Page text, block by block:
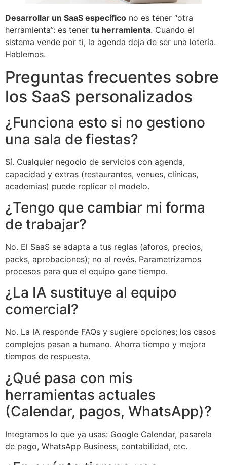
Desarrollar un SaaS específico no es tener “otra
herramienta”: es tener tu herramienta. Cuando el
sistema vende por ti, la agenda deja de ser una lotería.
Hablemos.
Preguntas frecuentes sobre
los SaaS personalizados
¿Funciona esto si no gestiono
una sala de fiestas?
Sí. Cualquier negocio de servicios con agenda,
capacidad y extras (restaurantes, venues, clínicas,
academias) puede replicar el modelo.
¿Tengo que cambiar mi forma
de trabajar?
No. El SaaS se adapta a tus reglas (aforos, precios,
packs, aprobaciones); no al revés. Parametrizamos
procesos para que el equipo gane tiempo.
¿La IA sustituye al equipo
comercial?
No. La IA responde FAQs y sugiere opciones; los casos
complejos pasan a humano. Ahorra tiempo y mejora
tiempos de respuesta.
¿Qué pasa con mis
herramientas actuales
(Calendar, pagos, WhatsApp)?
Integramos lo que ya usas: Google Calendar, pasarela
de pago, WhatsApp Business, contabilidad, etc.